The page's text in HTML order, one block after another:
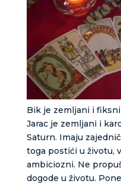
Bik je zemljani i
Jarac je zemljani i
Saturn. Imaju
toga postići u životu,
ambiciozni. Ne
dogode u životu.
LUCIJA
Tarot
TEHNIKE:sudbinske
Broj
tel:0,93€
DENI /